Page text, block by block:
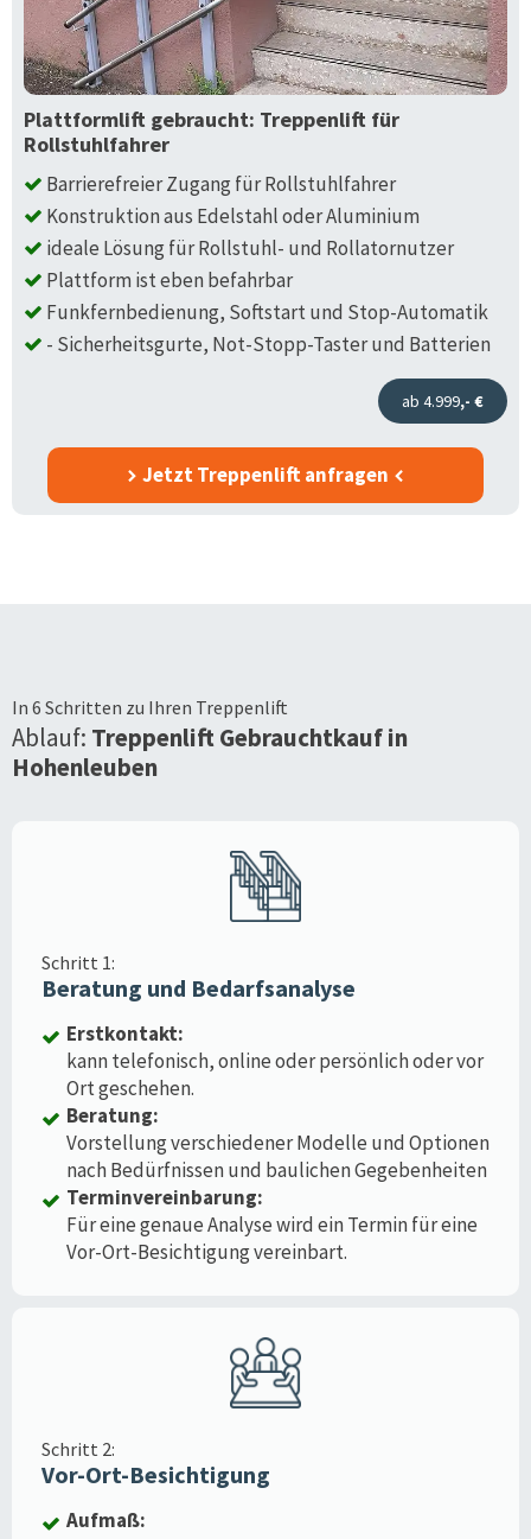
Plattformlift gebraucht: Treppenlift für
Rollstuhlfahrer
Barrierefreier Zugang für Rollstuhlfahrer
Konstruktion aus Edelstahl oder Aluminium
ideale Lösung für Rollstuhl- und Rollatornutzer
Plattform ist eben befahrbar
Funkfernbedienung, Softstart und Stop-Automatik
- Sicherheitsgurte, Not-Stopp-Taster und Batterien
ab 4.999,- €
Jetzt Treppenlift anfragen
In 6 Schritten zu Ihren Treppenlift
Ablauf: Treppenlift Gebrauchtkauf in
Hohenleuben
Schritt 1:
Beratung und Bedarfsanalyse
Erstkontakt:
kann telefonisch, online oder persönlich oder vor
Ort geschehen.
Beratung:
Vorstellung verschiedener Modelle und Optionen
nach Bedürfnissen und baulichen Gegebenheiten
Terminvereinbarung:
Für eine genaue Analyse wird ein Termin für eine
Vor-Ort-Besichtigung vereinbart.
Schritt 2:
Vor-Ort-Besichtigung
Aufmaß: